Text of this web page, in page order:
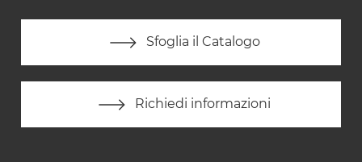
Sfoglia il Catalogo
Richiedi informazioni